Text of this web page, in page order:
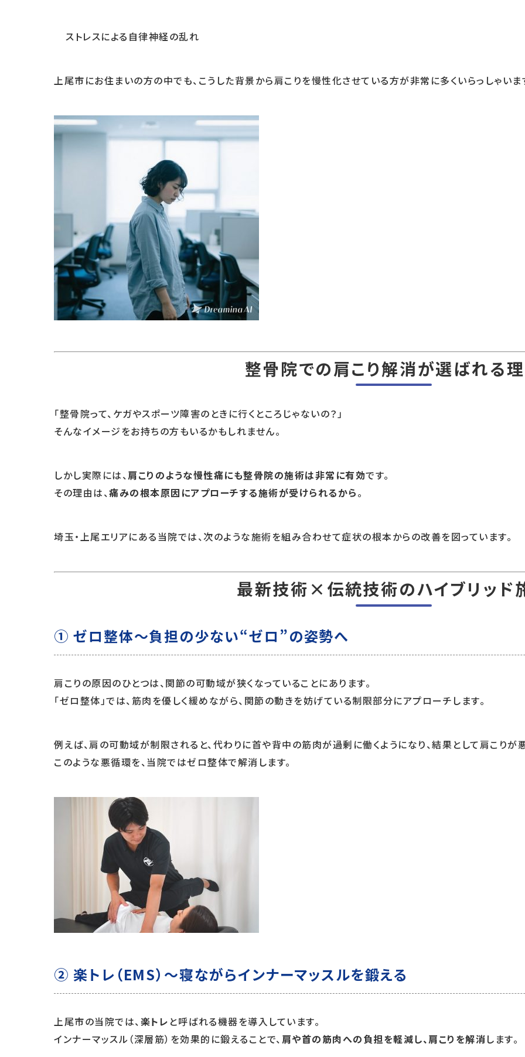
ストレスによる自律神経の乱れ
上尾市にお住まいの方の中でも、こうした背景から肩こりを慢性化させている方が非常に多くいらっしゃいま
整骨院での肩こり解消が選ばれる
「整骨院って、ケガやスポーツ障害のときに行くところじゃないの？」
そんなイメージをお持ちの方もいるかもしれません。
しかし実際には、肩こりのような慢性痛にも整骨院の施術は非常に有効です。
その理由は、痛みの根本原因にアプローチする施術が受けられるから。
埼玉・上尾エリアにある当院では、次のような施術を組み合わせて症状の根本からの改善を図っています。
最新技術×伝統技術のハイブリッド
① ゼロ整体～負担の少ない“ゼロ”の姿勢へ
肩こりの原因のひとつは、関節の可動域が狭くなっていることにあります。
「ゼロ整体」では、筋肉を優しく緩めながら、関節の動きを妨げている制限部分にアプローチします。
例えば、肩の可動域が制限されると、代わりに首や背中の筋肉が過剰に働くようになり、結果として肩こりが
このような悪循環を、当院ではゼロ整体で解消します。
② 楽トレ（EMS）～寝ながらインナーマッスルを鍛える
上尾市の当院では、 楽トレ と呼ばれる機器を導入しています。
インナーマッスル（深層筋）を効果的に鍛えることで、 肩や首の筋肉への負担を軽減し、肩こりを解消します。